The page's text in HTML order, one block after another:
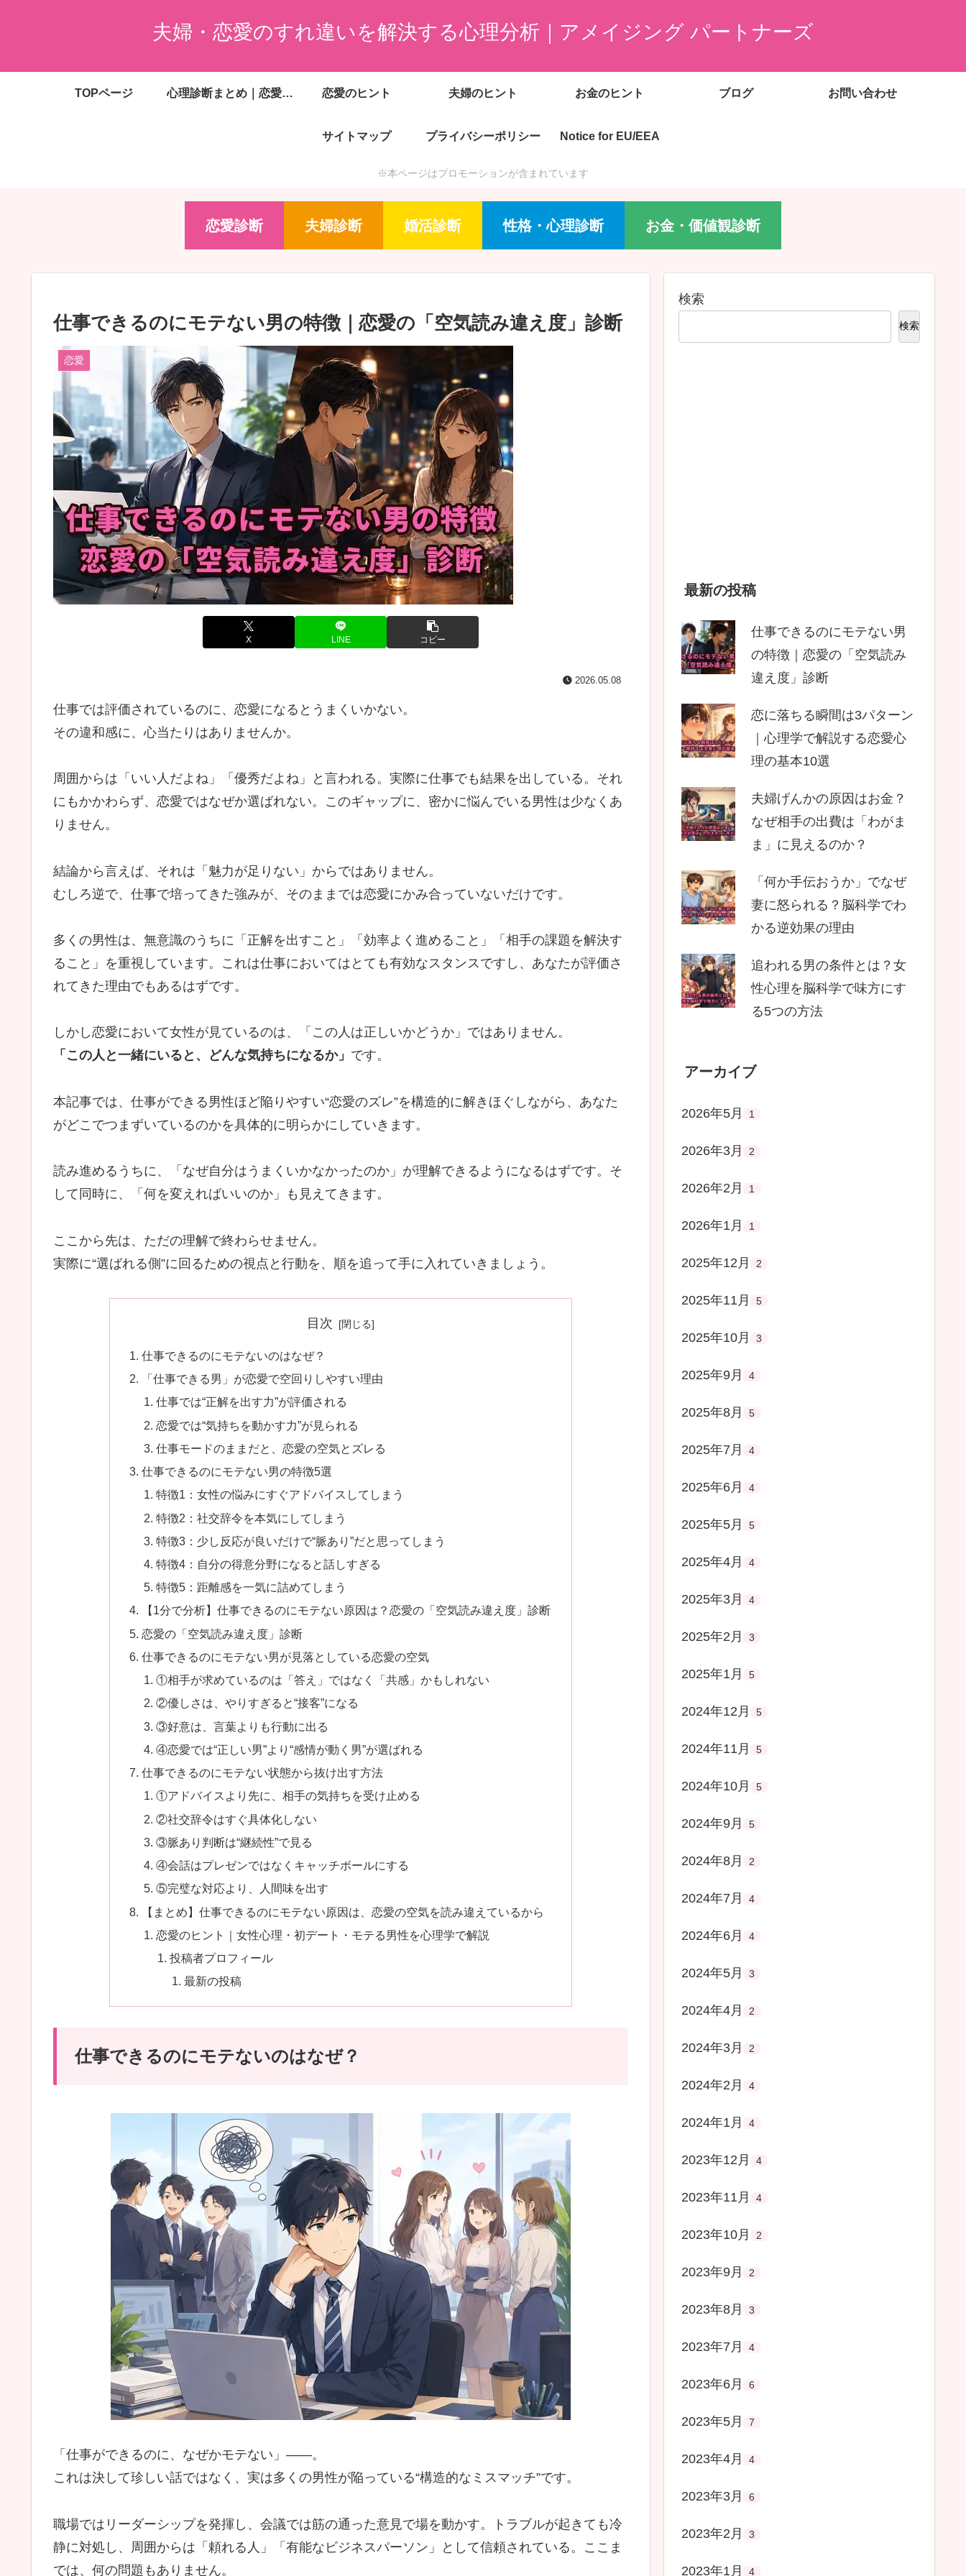
夫婦・恋愛のすれ違いを解決する心理分析｜アメイジング パートナーズ
TOPページ 心理診断まとめ｜恋愛・夫婦・婚活・金銭感覚がわかる無料診断一覧 恋愛のヒント 夫婦のヒント お金のヒント ブログ お問い合わせ
サイトマップ プライバシーポリシー Notice for EU/EEA
※本ページはプロモーションが含まれています
恋愛診断 夫婦診断 婚活診断 性格・心理診断 お金・価値観診断
仕事できるのにモテない男の特徴｜恋愛の「空気読み違え度」診断
恋愛
X LINE コピー
2026.05.08
仕事では評価されているのに、恋愛になるとうまくいかない。
その違和感に、心当たりはありませんか。
周囲からは「いい人だよね」「優秀だよね」と言われる。実際に仕事でも結果を出している。それ
にもかかわらず、恋愛ではなぜか選ばれない。このギャップに、密かに悩んでいる男性は少なくあ
りません。
結論から言えば、それは「魅力が足りない」からではありません。
むしろ逆で、仕事で培ってきた強みが、そのままでは恋愛にかみ合っていないだけです。
多くの男性は、無意識のうちに「正解を出すこと」「効率よく進めること」「相手の課題を解決す
ること」を重視しています。これは仕事においてはとても有効なスタンスですし、あなたが評価さ
れてきた理由でもあるはずです。
しかし恋愛において女性が見ているのは、「この人は正しいかどうか」ではありません。
「この人と一緒にいると、どんな気持ちになるか」 です。
本記事では、仕事ができる男性ほど陥りやすい“恋愛のズレ”を構造的に解きほぐしながら、あなた
がどこでつまずいているのかを具体的に明らかにしていきます。
読み進めるうちに、「なぜ自分はうまくいかなかったのか」が理解できるようになるはずです。そ
して同時に、「何を変えればいいのか」も見えてきます。
ここから先は、ただの理解で終わらせません。
実際に“選ばれる側”に回るための視点と行動を、順を追って手に入れていきましょう。
目次
仕事できるのにモテないのはなぜ？
「仕事できる男」が恋愛で空回りしやすい理由
仕事では“正解を出す力”が評価される
恋愛では“気持ちを動かす力”が見られる
仕事モードのままだと、恋愛の空気とズレる
仕事できるのにモテない男の特徴5選
特徴1：女性の悩みにすぐアドバイスしてしまう
特徴2：社交辞令を本気にしてしまう
特徴3：少し反応が良いだけで“脈あり”だと思ってしまう
特徴4：自分の得意分野になると話しすぎる
特徴5：距離感を一気に詰めてしまう
【1分で分析】仕事できるのにモテない原因は？恋愛の「空気読み違え度」診断
恋愛の「空気読み違え度」診断
仕事できるのにモテない男が見落としている恋愛の空気
①相手が求めているのは「答え」ではなく「共感」かもしれない
②優しさは、やりすぎると“接客”になる
③好意は、言葉よりも行動に出る
④恋愛では“正しい男”より“感情が動く男”が選ばれる
仕事できるのにモテない状態から抜け出す方法
①アドバイスより先に、相手の気持ちを受け止める
②社交辞令はすぐ具体化しない
③脈あり判断は“継続性”で見る
④会話はプレゼンではなくキャッチボールにする
⑤完璧な対応より、人間味を出す
【まとめ】仕事できるのにモテない原因は、恋愛の空気を読み違えているから
恋愛のヒント｜女性心理・初デート・モテる男性を心理学で解説
投稿者プロフィール
最新の投稿
仕事できるのにモテないのはなぜ？
「仕事ができるのに、なぜかモテない」――。
これは決して珍しい話ではなく、実は多くの男性が陥っている“構造的なミスマッチ”です。
職場ではリーダーシップを発揮し、会議では筋の通った意見で場を動かす。トラブルが起きても冷
静に対処し、周囲からは「頼れる人」「有能なビジネスパーソン」として信頼されている。ここま
では、何の問題もありません。
検索
検索
最新の投稿
仕事できるのにモテない男
の特徴｜恋愛の「空気読み
違え度」診断
恋に落ちる瞬間は3パターン
｜心理学で解説する恋愛心
理の基本10選
夫婦げんかの原因はお金？
なぜ相手の出費は「わがま
ま」に見えるのか？
「何か手伝おうか」でなぜ
妻に怒られる？脳科学でわ
かる逆効果の理由
追われる男の条件とは？女
性心理を脳科学で味方にす
る5つの方法
アーカイブ
2026年5月 1
2026年3月 2
2026年2月 1
2026年1月 1
2025年12月 2
2025年11月 5
2025年10月 3
2025年9月 4
2025年8月 5
2025年7月 4
2025年6月 4
2025年5月 5
2025年4月 4
2025年3月 4
2025年2月 3
2025年1月 5
2024年12月 5
2024年11月 5
2024年10月 5
2024年9月 5
2024年8月 2
2024年7月 4
2024年6月 4
2024年5月 3
2024年4月 2
2024年3月 2
2024年2月 4
2024年1月 4
2023年12月 4
2023年11月 4
2023年10月 2
2023年9月 2
2023年8月 3
2023年7月 4
2023年6月 6
2023年5月 7
2023年4月 4
2023年3月 6
2023年2月 3
2023年1月 4